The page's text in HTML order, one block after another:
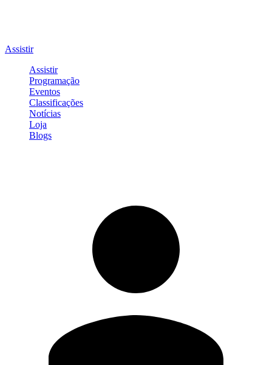
Assistir
Assistir
Programação
Eventos
Classificações
Notícias
Loja
Blogs